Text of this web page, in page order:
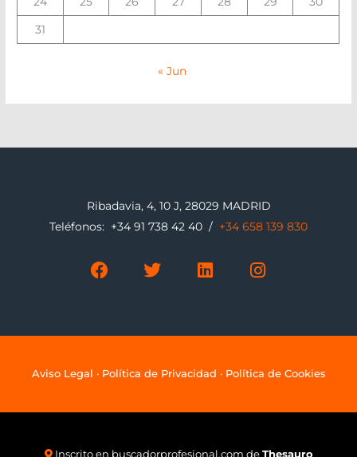
31
« Jun
Ribadavia, 4, 10 J, 28029 MADRID
Teléfonos: +34 91 738 42 40 / +34 658 139 830
a
o
k
w
e
i
d
n
n
g
a
Aviso Legal · Política de Privacidad · Política de Cookies
Inscrito en buscadorprofesional.com deThesauro